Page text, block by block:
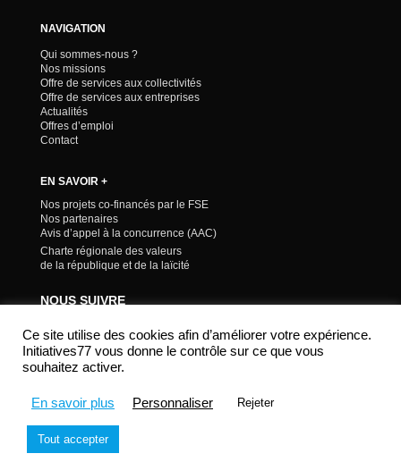
NAVIGATION
Qui sommes-nous ?
Nos missions
Offre de services aux collectivités
Offre de services aux entreprises
Actualités
Offres d’emploi
Contact
EN SAVOIR +
Nos projets co-financés par le FSE
Nos partenaires
Avis d’appel à la concurrence (AAC)
Charte régionale des valeurs
de la république et de la laïcité
NOUS SUIVRE
Ce site utilise des cookies afin d’améliorer votre expérience.
Initiatives77 vous donne le contrôle sur ce que vous
souhaitez activer.
En savoir plus Personnaliser Rejeter
Tout accepter